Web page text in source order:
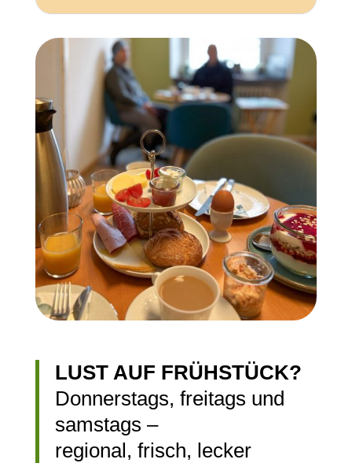
LUST AUF FRÜHSTÜCK?
Donnerstags, freitags und
samstags –
regional, frisch, lecker